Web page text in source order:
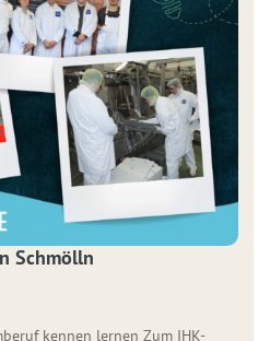
Schmölln
kennen lernen Zum IHK-